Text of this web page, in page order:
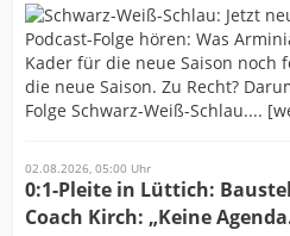
die neue Saison. Zu Recht?
Folge Schwarz-Weiß-Schlau....
02.08.2026, 05:00 Uhr
0:1-Pleite in Lüttich:
Coach Kirch: „Keine